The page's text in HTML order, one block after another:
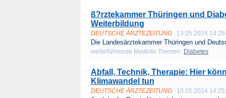
ß?rztekammer Thüringen und
Weiterbildung
DEUTSCHE ÄRZTEZEITUNG 13.05.2024
Die Landesärztekammer Thüringen und
weiterführende Medinfo-Themen: Diabetes
Abfall, Technik, Therapie: Hier
Klimawandel tun
DEUTSCHE ÄRZTEZEITUNG 10.05.2024